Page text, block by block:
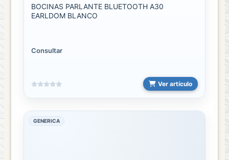
BOCINAS PARLANTE BLUETOOTH A30
EARLDOM BLANCO
Consultar
Ver artículo
GENERICA